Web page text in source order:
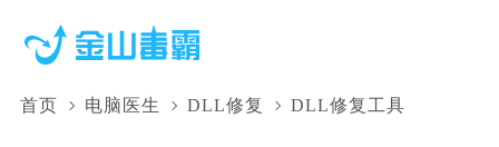
首页 电脑医生 DLL修复 DLL修复工具